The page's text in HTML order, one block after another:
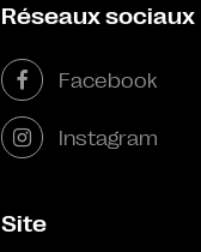
Réseaux sociaux
Facebook
Instagram
Site